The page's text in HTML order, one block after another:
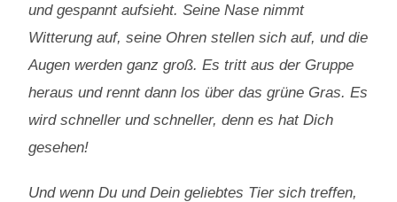
und gespannt aufsieht. Seine Nase nimmt
Witterung auf, seine Ohren stellen sich auf, und die
Augen werden ganz groß. Es tritt aus der Gruppe
heraus und rennt dann los über das grüne Gras. Es
wird schneller und schneller, denn es hat Dich
gesehen!
Und wenn Du und Dein geliebtes Tier sich treffen,